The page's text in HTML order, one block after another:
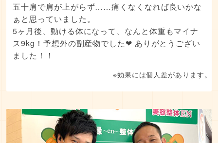
五十肩で肩が上がらず……痛くなくなれば良いかな
ぁと思っていました。
5ヶ月後、動ける体になって、なんと体重もマイナ
ス9kg！予想外の副産物でした❤︎ ありがとうござい
ました！！
※効果には個人差があります。